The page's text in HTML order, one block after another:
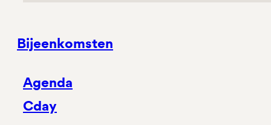
Bijeenkomsten
Agenda
Cday